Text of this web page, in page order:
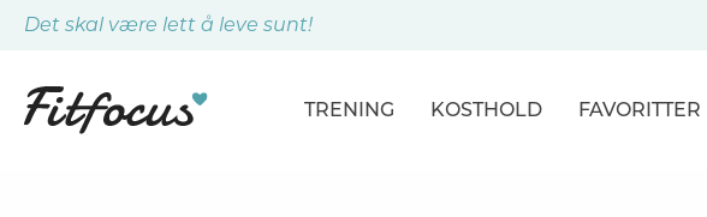
Det skal være lett å leve sunt!
TRENING KOSTHOLD FAVORITTER